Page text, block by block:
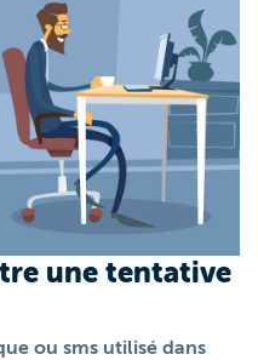
une tentative
ou sms utilisé dans